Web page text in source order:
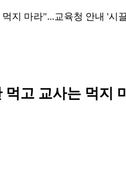
지 마라"...교육청 안내 '시
고 교사는 먹지